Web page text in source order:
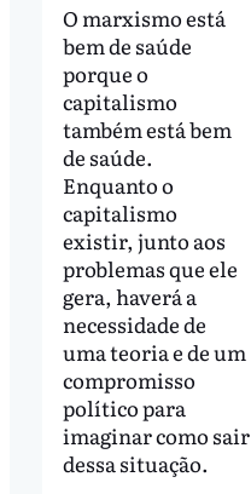
O marxismo está
bem de saúde
porque o
capitalismo
também está bem
de saúde.
Enquanto o
capitalismo
existir, junto aos
problemas que ele
gera, haverá a
necessidade de
uma teoria e de um
compromisso
político para
imaginar como sair
dessa situação.